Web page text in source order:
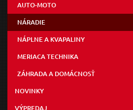
AUTO-MOTO
NÁRADIE
NÁPLNE A KVAPALINY
MERIACA TECHNIKA
ZÁHRADA A DOMÁCNOSŤ
NOVINKY
VÝPREDAJ